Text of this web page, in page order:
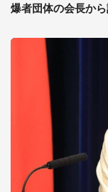
爆者団体の会長か